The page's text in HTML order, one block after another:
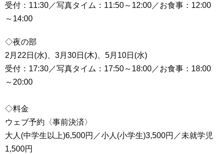
受付：11:30／写真タイム：11:50～12:00／お食事：12:00
～14:00
◇夜の部
2月22日(水)、3月30日(木)、5月10日(水)
受付：17:30／写真タイム：17:50～18:00／お食事：18:00
～20:00
◇料金
ウェブ予約〈事前決済〉
大人(中学生以上)6,500円／小人(小学生)3,500円／未就学児
1,500円